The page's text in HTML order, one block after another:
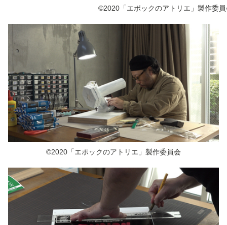
©2020「エポックのアトリエ」製作委
©2020「エポックのアトリエ」製作委員会